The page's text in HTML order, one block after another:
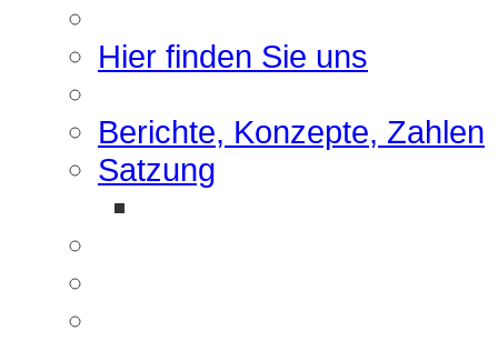
Hier finden Sie uns
Berichte, Konzepte, Zahlen
Satzung